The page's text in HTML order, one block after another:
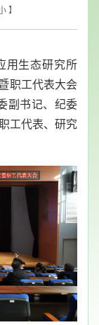
】
用生态研究所
职工代表大会
副书记、 纪委
工代表、研究